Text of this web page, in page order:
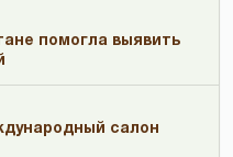
помогла выявить
салон